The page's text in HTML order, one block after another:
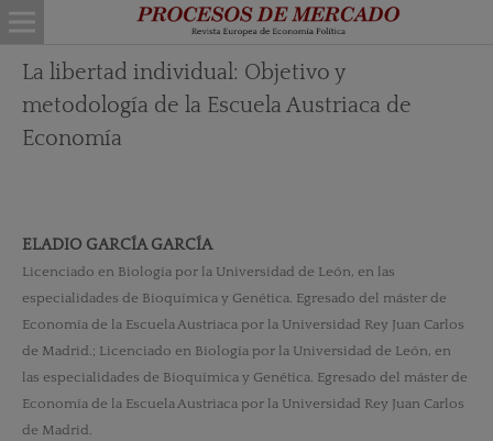
La libertad individual: Objetivo y
metodología de la Escuela Austriaca de
Economía
ELADIO GARCÍA GARCÍA
Licenciado en Biología por la Universidad de León, en las
especialidades de Bioquímica y Genética. Egresado del máster de
Economía de la Escuela Austriaca por la Universidad Rey Juan Carlos
de Madrid.; Licenciado en Biología por la Universidad de León, en
las especialidades de Bioquímica y Genética. Egresado del máster de
Economía de la Escuela Austriaca por la Universidad Rey Juan Carlos
de Madrid.